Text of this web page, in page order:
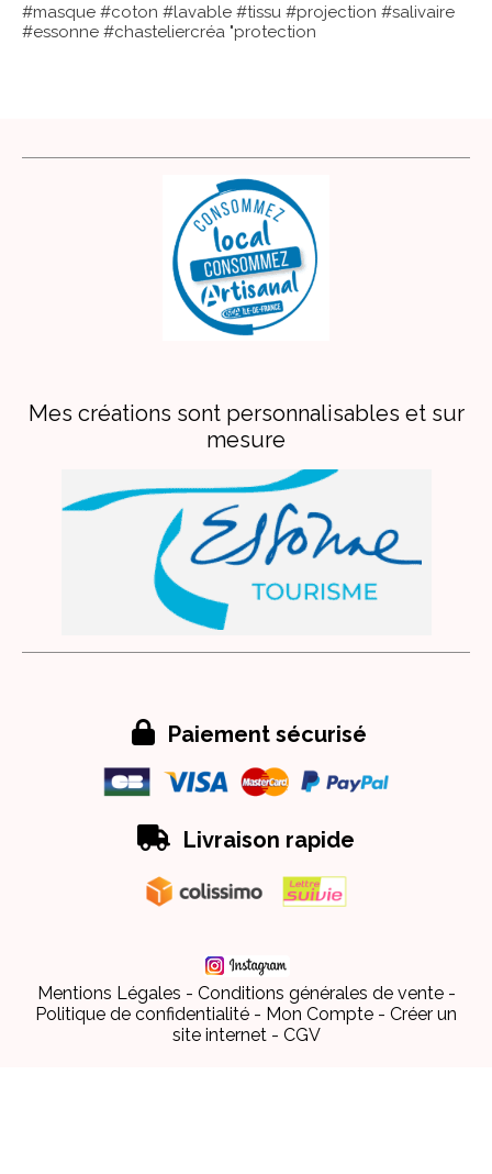
#masque #coton #lavable #tissu #projection #salivaire
#essonne #chasteliercréa "protection
Mes créations sont personnalisables et sur
mesure
 Paiement sécurisé
 Livraison rapide
Mentions Légales
Conditions générales de vente
Politique de confidentialité
Mon Compte
Créer un
site internet
CGV